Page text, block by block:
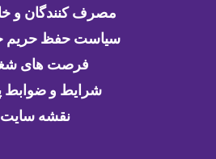
مصرف کنندگان و
سیاست حفظ
فرصت های
شرایط و ضوابط
نقشه سایت